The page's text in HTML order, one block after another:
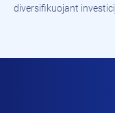
diversifikuojant